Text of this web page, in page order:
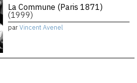
La Commune (Paris 1871)
(1999)
parVincent Avenel